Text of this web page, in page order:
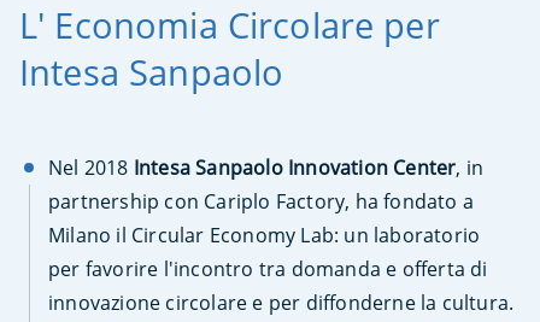
L' Economia Circolare per
Intesa Sanpaolo
Nel 2018 Intesa Sanpaolo Innovation Center, in
partnership con Cariplo Factory, ha fondato a
Milano il Circular Economy Lab: un laboratorio
per favorire l'incontro tra domanda e offerta di
innovazione circolare e per diffonderne la cultura.